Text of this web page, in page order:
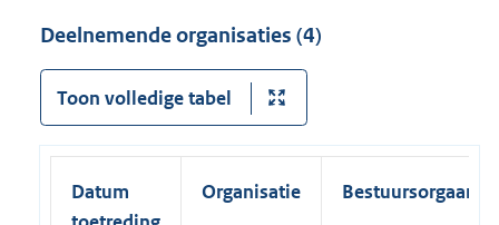
Deelnemende organisaties (4)
Toon volledige tabel
Datum
Organisatie Bestuursorgaan